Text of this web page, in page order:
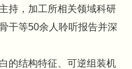
持，加工所相关领域科研
干等50余人聆听报告并深
的结构特征、可逆组装机